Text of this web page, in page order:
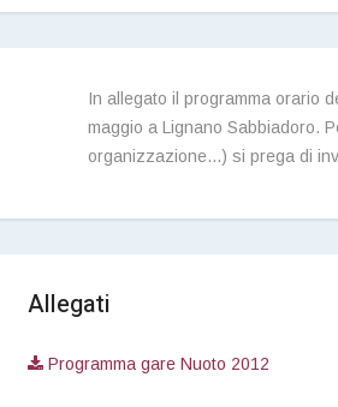
In allegato il programma orario
maggio a Lignano Sabbiadoro.
organizzazione...) si prega di
Allegati
Programma gare Nuoto 2012